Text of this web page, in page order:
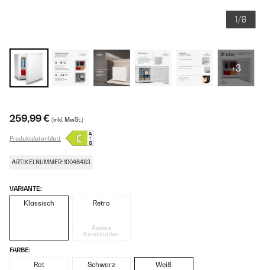
1/8
+3
259,99 € (inkl. MwSt.)
Produktdatenblatt
ARTIKELNUMMER: 10046483
VARIANTE:
Klassisch Retro
Andere
Kombination
FARBE:
Rot Schwarz Weiß